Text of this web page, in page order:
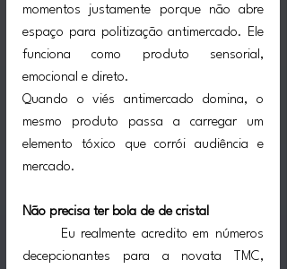
momentos justamente porque não abre
espaço para politização antimercado. Ele
funciona como produto sensorial,
emocional e direto.
Quando o viés antimercado domina, o
mesmo produto passa a carregar um
elemento tóxico que corrói audiência e
mercado.
Não precisa ter bola de de cristal
Eu realmente acredito em números
decepcionantes para a novata TMC,